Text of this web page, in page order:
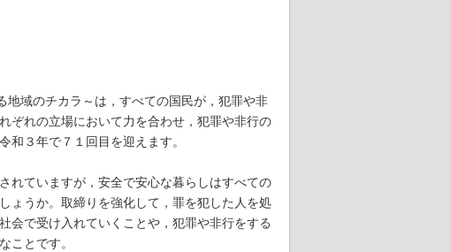
域のチカラ～は，すべての国民が，犯罪や非
ぞれの立場において力を合わせ，犯罪や非行の
和３年で７１回目を迎えます。
れていますが，安全で安心な暮らしはすべての
ょうか。取締りを強化して，罪を犯した人を処
会で受け入れていくことや，犯罪や非行をする
ことです。